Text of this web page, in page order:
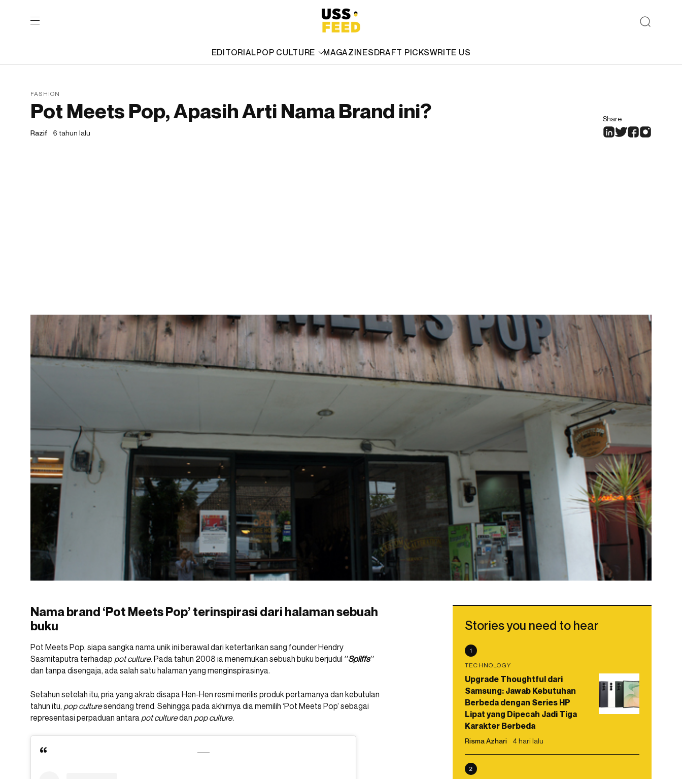
EDITORIALPOP CULTURE MAGAZINESDRAFT PICKSWRITE US
FASHION
Pot Meets Pop, Apasih Arti Nama Brand ini?
Razif 6 tahun lalu
Share
Nama brand ‘Pot Meets Pop’ terinspirasi dari halaman sebuah
buku
Pot Meets Pop, siapa sangka nama unik ini berawal dari ketertarikan sang founder Hendry
Sasmitaputra terhadap pot culture. Pada tahun 2008 ia menemukan sebuah buku berjudul ′′Spliffs′′
dan tanpa disengaja, ada salah satu halaman yang menginspirasinya.
Setahun setelah itu, pria yang akrab disapa Hen-Hen resmi merilis produk pertamanya dan kebutulan
tahun itu, pop culturesendang trend. Sehingga pada akhirnya dia memilih ‘Pot Meets Pop’ sebagai
representasi perpaduan antara pot culturedan pop culture.
Stories you need to hear
1
TECHNOLOGY
Upgrade Thoughtful dari
Samsung: Jawab Kebutuhan
Berbeda dengan Series HP
Lipat yang Dipecah Jadi Tiga
Karakter Berbeda
Risma Azhari 4 hari lalu
2